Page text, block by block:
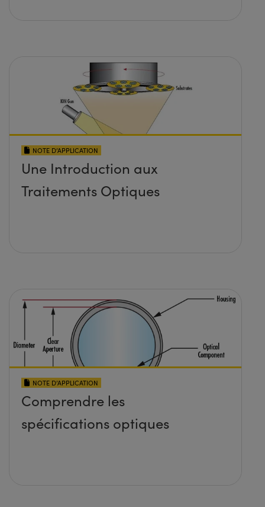
NOTE D’APPLICATION
Une Introduction aux
Traitements Optiques
NOTE D’APPLICATION
Comprendre les
spécifications optiques